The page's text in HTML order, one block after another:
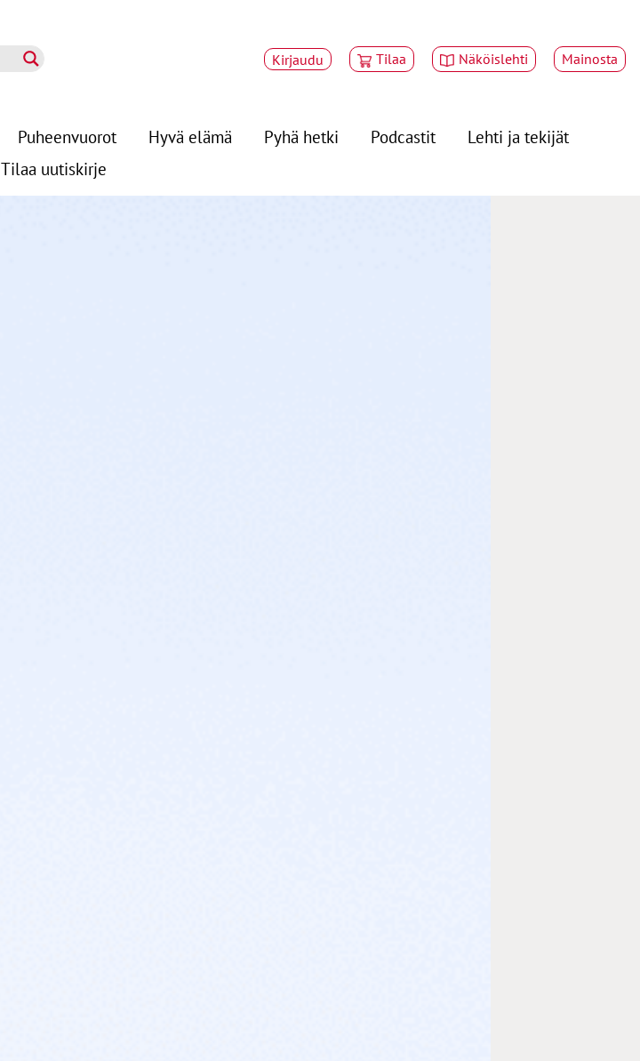
Kirjaudu Tilaa Näköislehti Mainosta
Puheenvuorot Hyvä elämä Pyhä hetki Podcastit
Lehti ja tekijät
Tilaa uutiskirje